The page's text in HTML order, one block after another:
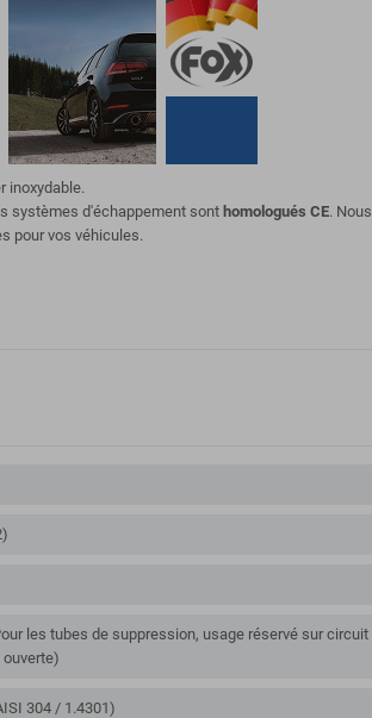
inoxydable.
systèmes d'échappement sont homologués CE. Nous
pour vos véhicules.
les tubes de suppression, usage réservé sur circuit
ouverte)
304 / 1.4301)